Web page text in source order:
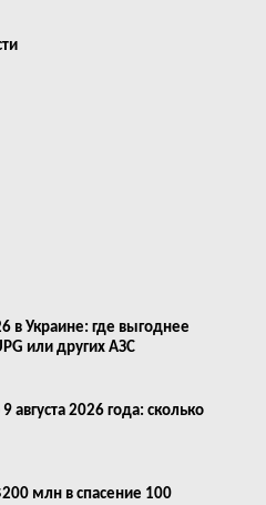
в Украине: где выгоднее
или других АЗС
августа 2026 года: сколько
млн в спасение 100